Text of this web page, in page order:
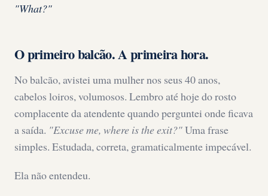
"What?"
O primeiro balcão. A primeira hora.
No balcão, avistei uma mulher nos seus 40 anos,
cabelos loiros, volumosos. Lembro até hoje do rosto
complacente da atendente quando perguntei onde ficava
a saída. "Excuse me, where is the exit?"Uma frase
simples. Estudada, correta, gramaticalmente impecável.
Ela não entendeu.